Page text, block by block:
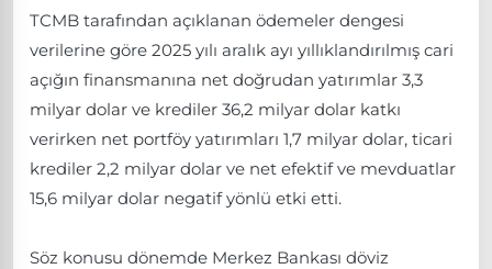
TCMB tarafından açıklanan ödemeler dengesi
verilerine göre 2025 yılı aralık ayı yıllıklandırılmış cari
açığın finansmanına net doğrudan yatırımlar 3,3
milyar dolar ve krediler 36,2 milyar dolar katkı
verirken net portföy yatırımları 1,7 milyar dolar, ticari
krediler 2,2 milyar dolar ve net efektif ve mevduatlar
15,6 milyar dolar negatif yönlü etki etti.
Söz konusu dönemde Merkez Bankası döviz